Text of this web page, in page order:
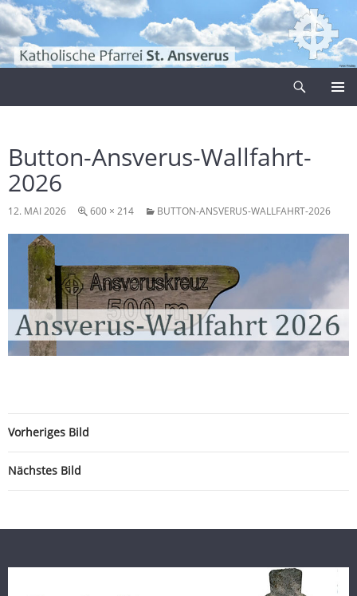
Zum
Inhalt
springen
Button-Ansverus-Wallfahrt-
2026
12. MAI 2026 600 × 214 BUTTON-ANSVERUS-WALLFAHRT-2026
Vorheriges Bild
Nächstes Bild